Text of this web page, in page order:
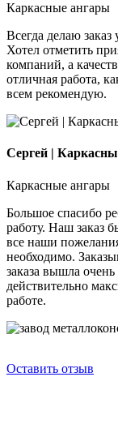
Каркасные ангары
Всегда делаю заказ
Хотел отметить
компаний, а
отличная работа,
всем рекомендую.
Сергей |
Каркасные ангары
Большое спасибо
работу. Наш заказ
все наши
необходимо.
заказа вышла
действительно
работе.
Оставить отзыв